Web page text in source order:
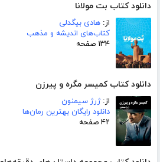
دانلود کتاب بت مولانا
از: هادی بیگدلی
کتاب‌های اندیشه و مذهب
۱۳۴ صفحه
دانلود کتاب کمیسر مگره و پیرزن
از:ژرژ سیمنون
دانلود رایگان بهترین رمان‌ها
۴۲ صفحه